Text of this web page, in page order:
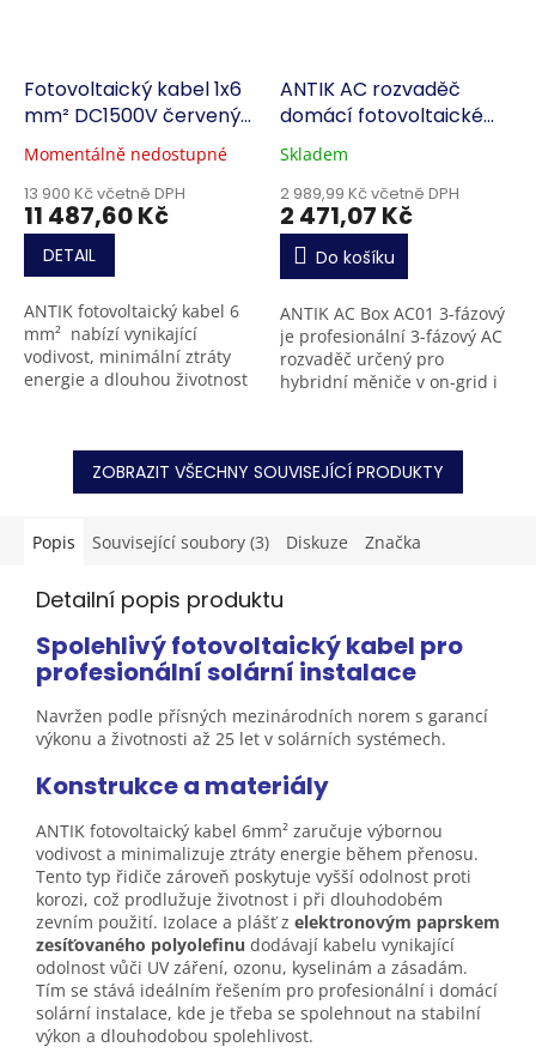
Fotovoltaický kabel 1x6
mm² DC1500V červený-
Momentálně nedostupné
13 900 Kč včetně DPH
11 487,60 Kč
DETAIL
ANTIK fotovoltaický kabel 6
mm² nabízí vynikající
vodivost, minimální ztráty
energie a dlouhou životnost
teplotám a...
ANTIK AC rozvaděč
domácí fotovoltaické
elektrárny
Skladem
2 989,99 Kč včetně DPH
2 471,07 Kč
Do košíku
ANTIK AC Box AC01 3-fázový
je profesionální 3-fázový AC
rozvaděč určený pro
hybridní měniče v on-grid i
komplexní přepěťovou...
ZOBRAZIT VŠECHNY SOUVISEJÍCÍ PRODUKTY
Popis Související soubory (3) Diskuze Značka
Detailní popis produktu
Spolehlivý fotovoltaický kabel pro
profesionální solární instalace
Navržen podle přísných mezinárodních norem s garancí
výkonu a životnosti až 25 let v solárních systémech.
Konstrukce a materiály
ANTIK fotovoltaický kabel 6mm² zaručuje výbornou
vodivost a minimalizuje ztráty energie během přenosu.
Tento typ řidiče zároveň poskytuje vyšší odolnost proti
korozi, což prodlužuje životnost i při dlouhodobém
zevním použití. Izolace a plášť z elektronovým paprskem
zesíťovaného polyolefinu dodávají kabelu vynikající
odolnost vůči UV záření, ozonu, kyselinám a zásadám.
Tím se stává ideálním řešením pro profesionální i domácí
solární instalace, kde je třeba se spolehnout na stabilní
výkon a dlouhodobou spolehlivost.